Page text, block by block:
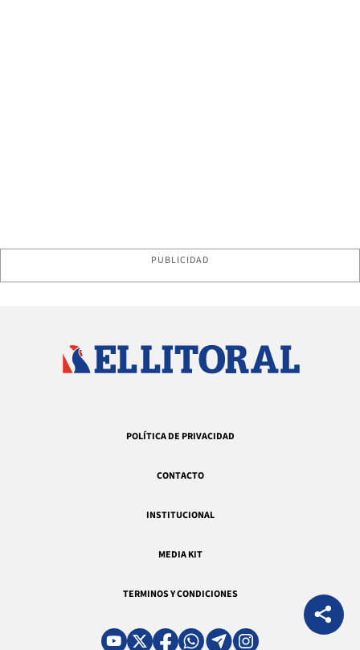
PUBLICIDAD
POLÍTICA DE PRIVACIDAD
CONTACTO
INSTITUCIONAL
MEDIA KIT
TERMINOS Y CONDICIONES